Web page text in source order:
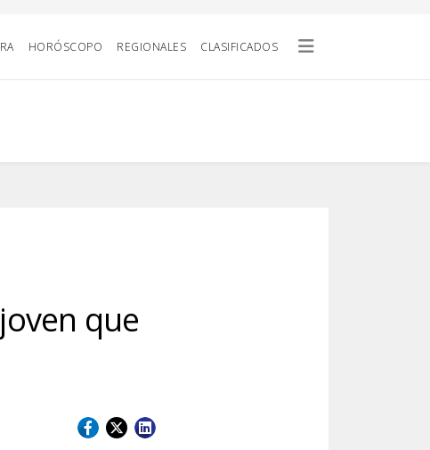
HORÓSCOPO REGIONALES CLASIFICADOS
que